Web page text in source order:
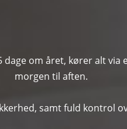
dage om året, kører alt
morgen til aften.
samt fuld kontrol